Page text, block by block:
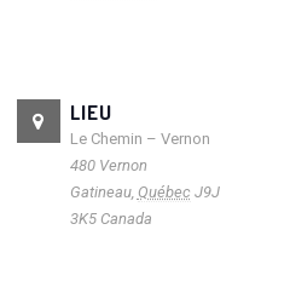
LIEU
Le Chemin – Vernon
480 Vernon
Gatineau, Québec J9J
3K5 Canada